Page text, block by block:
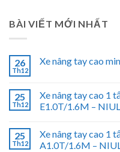
BÀI VIẾT MỚI NHẤT
26
Th12
Xe nâng tay cao
25
Th12
Xe nâng tay cao 1
E1.0T/1.6M –
25
Th12
Xe nâng tay cao 1
A1.0T/1.6M –